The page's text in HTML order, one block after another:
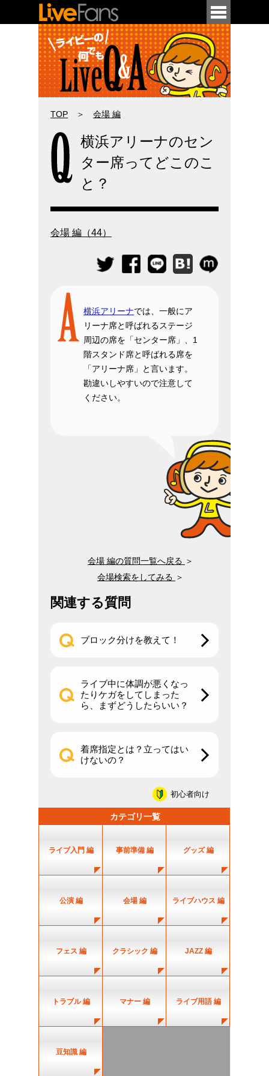
今さら聞けない初歩的な用語や疑問から
意外と知られていない豆知識まで、
ライブ・コンサートの疑問を
Q&A形式でまとめてみました。
TOP ＞ 会場 編
横浜アリーナのセン
ター席ってどこのこ
と？
会場 編（44）
横浜アリーナでは、一般にア
リーナ席と呼ばれるステージ
周辺の席を「センター席」、1
階スタンド席と呼ばれる席を
「アリーナ席」と言います。
勘違いしやすいので注意して
ください。
会場 編の質問一覧へ戻る ＞
会場検索をしてみる ＞
関連する質問
ブロック分けを教えて！
ライブ中に体調が悪くなっ
たりケガをしてしまった
ら、まずどうしたらいい？
着席指定とは？立ってはい
けないの？
初心者向け
カテゴリ一覧
ライブ入門 編 事前準備 編 グッズ 編
公演 編 会場 編 ライブハウス 編
フェス 編 クラシック 編 JAZZ 編
トラブル 編 マナー 編 ライブ用語 編
豆知識 編